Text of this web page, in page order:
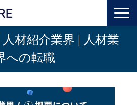
トップ
人材業界転職
人材紹介業界 | 人材業
への転職